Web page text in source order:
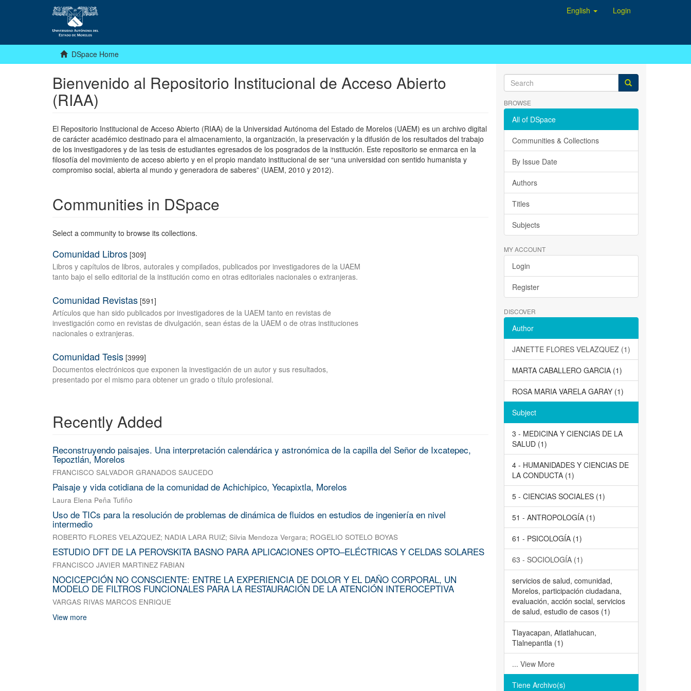
English Login
DSpace Home
Bienvenido al Repositorio Institucional de Acceso Abierto
(RIAA)
El Repositorio Institucional de Acceso Abierto (RIAA) de la Universidad Autónoma del Estado de Morelos (UAEM) es un archivo digital
de carácter académico destinado para el almacenamiento, la organización, la preservación y la difusión de los resultados del trabajo
de los investigadores y de las tesis de estudiantes egresados de los posgrados de la institución. Este repositorio se enmarca en la
filosofía del movimiento de acceso abierto y en el propio mandato institucional de ser “una universidad con sentido humanista y
compromiso social, abierta al mundo y generadora de saberes” (UAEM, 2010 y 2012).
Communities in DSpace
Select a community to browse its collections.
Comunidad Libros [309]
Libros y capítulos de libros, autorales y compilados, publicados por investigadores de la UAEM
tanto bajo el sello editorial de la institución como en otras editoriales nacionales o extranjeras.
Comunidad Revistas [591]
Artículos que han sido publicados por investigadores de la UAEM tanto en revistas de
investigación como en revistas de divulgación, sean éstas de la UAEM o de otras instituciones
nacionales o extranjeras.
Comunidad Tesis [3999]
Documentos electrónicos que exponen la investigación de un autor y sus resultados,
presentado por el mismo para obtener un grado o título profesional.
Recently Added
Reconstruyendo paisajes. Una interpretación calendárica y astronómica de la capilla del Señor de Ixcatepec,
Tepoztlán, Morelos
FRANCISCO SALVADOR GRANADOS SAUCEDO
Paisaje y vida cotidiana de la comunidad de Achichipico, Yecapixtla, Morelos
Laura Elena Peña Tufiño
Uso de TICs para la resolución de problemas de dinámica de fluidos en estudios de ingeniería en nivel
intermedio
ROBERTO FLORES VELAZQUEZ; NADIA LARA RUIZ; Silvia Mendoza Vergara; ROGELIO SOTELO BOYAS
ESTUDIO DFT DE LA PEROVSKITA BASNO PARA APLICACIONES OPTO–ELÉCTRICAS Y CELDAS SOLARES
FRANCISCO JAVIER MARTINEZ FABIAN
NOCICEPCIÓN NO CONSCIENTE: ENTRE LA EXPERIENCIA DE DOLOR Y EL DAÑO CORPORAL, UN
MODELO DE FILTROS FUNCIONALES PARA LA RESTAURACIÓN DE LA ATENCIÓN INTEROCEPTIVA
VARGAS RIVAS MARCOS ENRIQUE
View more
BROWSE
All of DSpace
Communities & Collections
By Issue Date
Authors
Titles
Subjects
MY ACCOUNT
Login
Register
DISCOVER
Author
JANETTE FLORES VELAZQUEZ (1)
MARTA CABALLERO GARCIA (1)
ROSA MARIA VARELA GARAY (1)
Subject
3 - MEDICINA Y CIENCIAS DE LA
SALUD (1)
4 - HUMANIDADES Y CIENCIAS DE
LA CONDUCTA (1)
5 - CIENCIAS SOCIALES (1)
51 - ANTROPOLOGÍA (1)
61 - PSICOLOGÍA (1)
63 - SOCIOLOGÍA (1)
servicios de salud, comunidad,
Morelos, participación ciudadana,
evaluación, acción social, servicios
de salud, estudio de casos (1)
Tlayacapan, Atlatlahucan,
Tlalnepantla (1)
... View More
Tiene Archivo(s)